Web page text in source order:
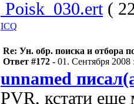
Poisk_030.ert(
ICQ
Re: Ун. обр. поиска и отбора
Ответ #172 - 01. Сентября 2008
unnamed
PVR, кстати еще